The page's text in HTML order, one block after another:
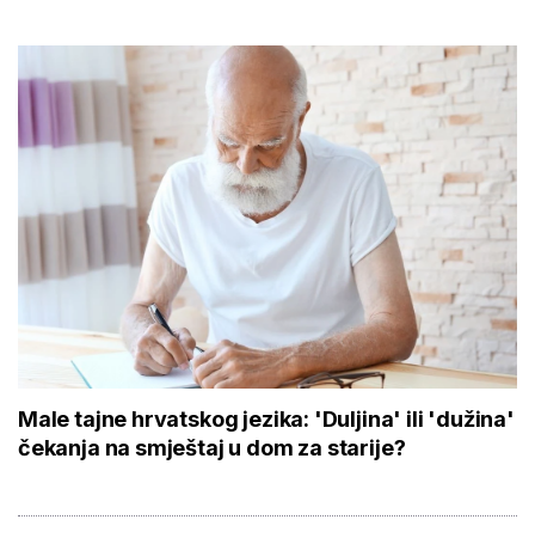
Male tajne hrvatskog jezika: 'Duljina' ili 'dužina'
čekanja na smještaj u dom za starije?